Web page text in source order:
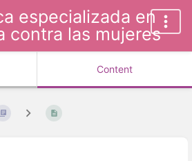
especializada en
contra las mujeres
Content